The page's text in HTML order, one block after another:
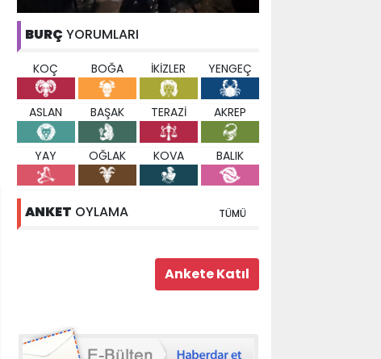
BURÇ YORUMLARI
KOÇ BOĞA İKİZLER YENGEÇ
ASLAN BAŞAK TERAZİ AKREP
YAY OĞLAK KOVA BALIK
ANKET OYLAMA TÜMÜ